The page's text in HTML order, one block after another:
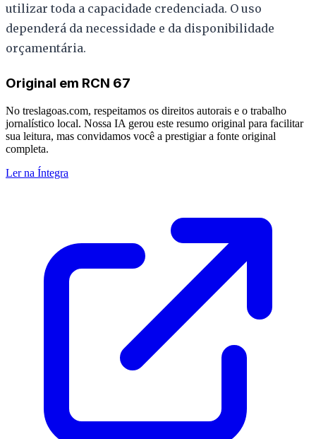
utilizar toda a capacidade credenciada. O uso
dependerá da necessidade e da disponibilidade
orçamentária.
Original em RCN 67
No treslagoas.com, respeitamos os direitos autorais e o trabalho
jornalístico local. Nossa IA gerou este resumo original para facilitar
sua leitura, mas convidamos você a prestigiar a fonte original
completa.
Ler na Íntegra